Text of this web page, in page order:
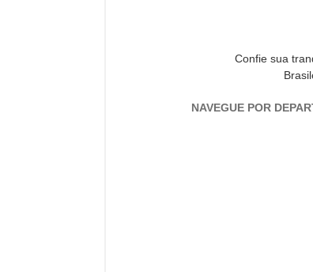
Confie sua
NAVEGUE POR